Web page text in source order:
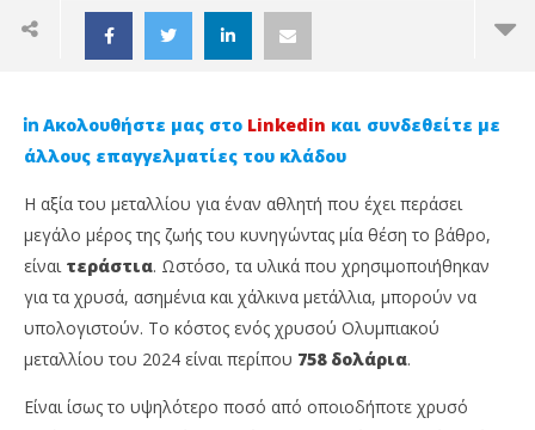
NOW VIEWING
Ακολουθήστε μας στο Linkedin και συνδεθείτε με
άλλους επαγγελματίες του κλάδου
Η αξία του μεταλλίου για έναν αθλητή που έχει περάσει
μεγάλο μέρος της ζωής του κυνηγώντας μία θέση το βάθρο,
είναι τεράστια. Ωστόσο, τα υλικά που χρησιμοποιήθηκαν
για τα χρυσά, ασημένια και χάλκινα μετάλλια, μπορούν να
υπολογιστούν. Το κόστος ενός χρυσού Ολυμπιακού
μεταλλίου του 2024 είναι περίπου 758 δολάρια.
Είναι ίσως το υψηλότερο ποσό από οποιοδήποτε χρυσό